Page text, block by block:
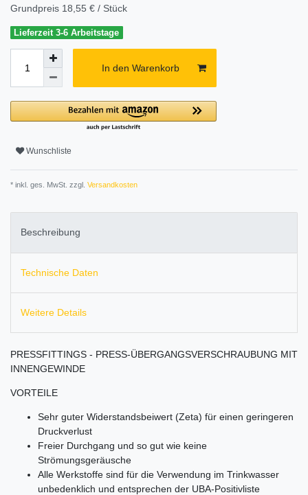
Grundpreis 18,55 € / Stück
Lieferzeit 3-6 Arbeitstage
In den Warenkorb
Wunschliste
* inkl. ges. MwSt. zzgl. Versandkosten
Beschreibung
Technische Daten
Weitere Details
PRESSFITTINGS - PRESS-ÜBERGANGSVERSCHRAUBUNG MIT
INNENGEWINDE
VORTEILE
Sehr guter Widerstandsbeiwert (Zeta) für einen geringeren
Druckverlust
Freier Durchgang und so gut wie keine
Strömungsgeräusche
Alle Werkstoffe sind für die Verwendung im Trinkwasser
unbedenklich und entsprechen der UBA-Positivliste